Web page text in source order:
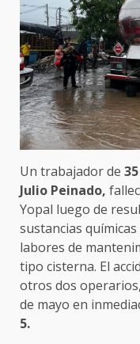
Un trabajador de
Julio Peinado,
Yopal luego de
sustancias
labores de
tipo cisterna. El
otros dos
de mayo en
5.